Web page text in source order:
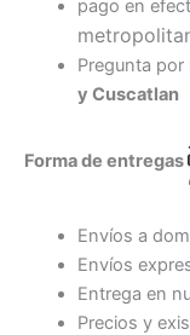
pago en
Pregunta por
y Cuscatlan
Forma de entregas
Envíos a
Envíos
Entrega en
Precios y